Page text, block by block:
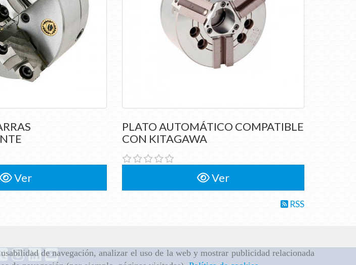
de navegación, analizar el uso de la web y mostrar publicidad relacionada
4 GARRAS
Ver
PLATO AUTOMÁTICO
COMPATIBLE CON KITAGAWA
PLATO AUTOMÁTICO COMPATIBLE
CON KITAGAWA
Ver
RSS